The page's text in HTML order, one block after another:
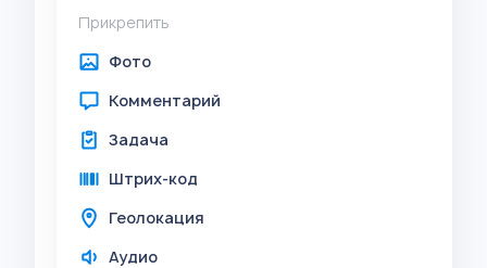
Прикрепить
Фото
Комментарий
Задача
Штрих-код
Геолокация
Аудио